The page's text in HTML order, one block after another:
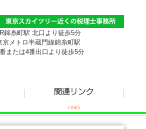
錦糸町駅 北口より徒歩5分
京メトロ半蔵門線錦糸町駅
または4番出口より徒歩5分